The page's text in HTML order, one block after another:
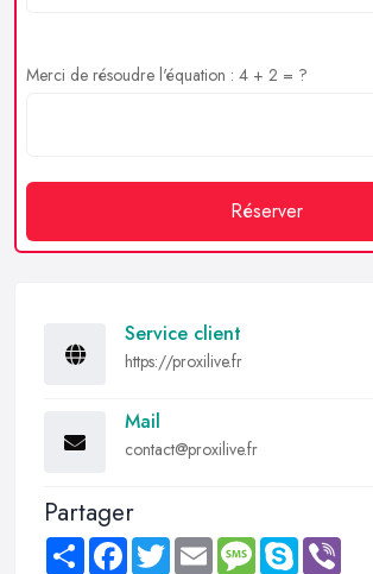
Merci de résoudre l'équation : 4 + 2 = ?
Réserver
Service client
https://proxilive.fr
Mail
contact@proxilive.fr
Partager
Share FacebookTwitter Email MessageSkype